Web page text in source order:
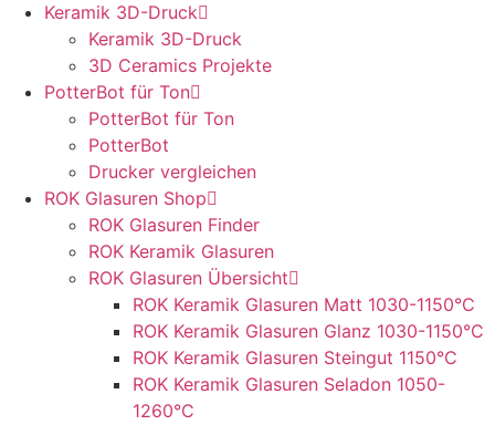
Keramik 3D-Druck
Keramik 3D-Druck
3D Ceramics Projekte
PotterBot für Ton
PotterBot für Ton
PotterBot
Drucker vergleichen
ROK Glasuren Shop
ROK Glasuren Finder
ROK Keramik Glasuren
ROK Glasuren Übersicht
ROK Keramik Glasuren Matt 1030-1150°C
ROK Keramik Glasuren Glanz 1030-1150°C
ROK Keramik Glasuren Steingut 1150°C
ROK Keramik Glasuren Seladon 1050-
1260°C